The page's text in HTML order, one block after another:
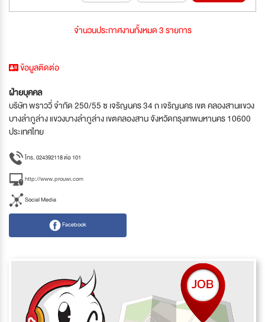
จำนวนประกาศงานทั้งหมด 3 รายการ
ข้อมูลติดต่อ
ฝ่ายบุคคล
บริษัท พราววี่ จำกัด 250/55 ซ เจริญนคร 34 ถ เจริญนคร เขต คลองสานแขวง
บางลำภูล่าง แขวงบางลำภูล่าง เขตคลองสาน จังหวัดกรุงเทพมหานคร 10600
ประเทศไทย
โทร. 024392118 ต่อ 101
http://www.prouwi.com
Social Media
Facebook